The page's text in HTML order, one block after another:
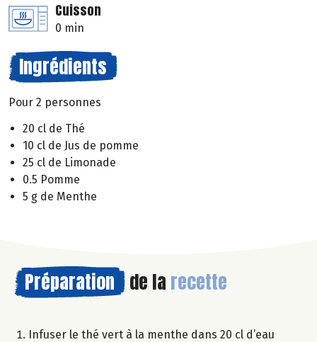
Cuisson
0 min
Ingrédients
Pour 2 personnes
20 cl de Thé
10 cl de Jus de pomme
25 cl de Limonade
0.5 Pomme
5 g de Menthe
Préparation de la recette
Infuser le thé vert à la menthe dans 20 cl d’eau